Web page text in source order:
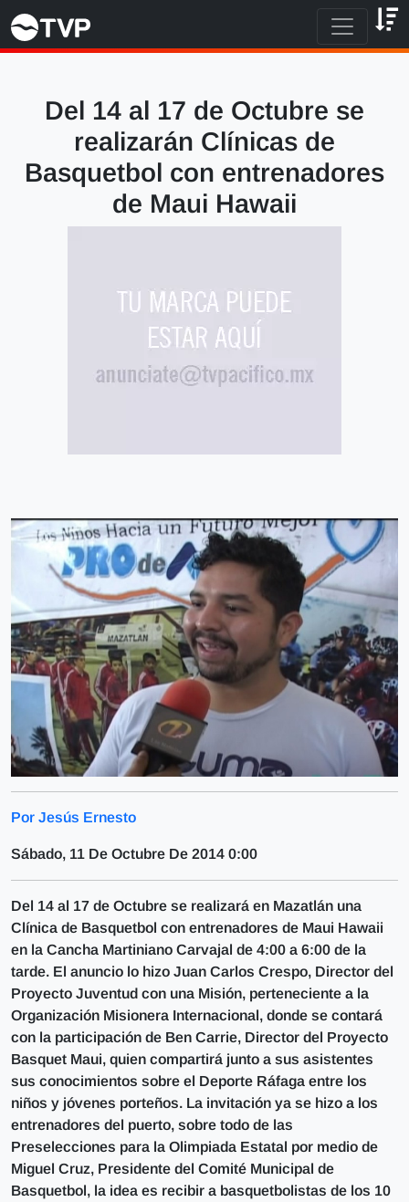
Del 14 al 17 de Octubre se
realizarán Clínicas de
Basquetbol con entrenadores
de Maui Hawaii
Por Jesús Ernesto
Sábado, 11 De Octubre De 2014 0:00
Del 14 al 17 de Octubre se realizará en Mazatlán una
Clínica de Basquetbol con entrenadores de Maui Hawaii
en la Cancha Martiniano Carvajal de 4:00 a 6:00 de la
tarde. El anuncio lo hizo Juan Carlos Crespo, Director del
Proyecto Juventud con una Misión, perteneciente a la
Organización Misionera Internacional, donde se contará
con la participación de Ben Carrie, Director del Proyecto
Basquet Maui, quien compartirá junto a sus asistentes
sus conocimientos sobre el Deporte Ráfaga entre los
niños y jóvenes porteños. La invitación ya se hizo a los
entrenadores del puerto, sobre todo de las
Preselecciones para la Olimpiada Estatal por medio de
Miguel Cruz, Presidente del Comité Municipal de
Basquetbol, la idea es recibir a basquetbolistas de los 10